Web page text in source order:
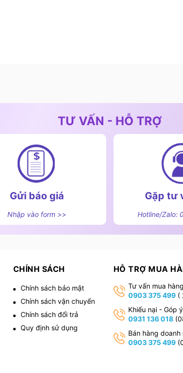
cách nhấn giữ phím khóa trong 1 giây, toàn bộ
và phím khóa), tránh tình trạng trẻ em nghịch
bếp đang còn nóng
Tính năng thông minh giúp phòng ngừa nguy cơ
TƯ VẤN - HỖ TRỢ
Gửi báo giá
Nhập vào form >>
Gặp tư
Hotline/Zalo:
CHÍNH SÁCH
Chính sách bảo mật
Chính sách vận chuyển
Chính sách đổi trả
Quy định sử dụng
HỖ TRỢ MUA
Tư vấn mua
0903 375 499(
Khiếu nại - Góp
0931 136 018
Bán hàng doanh
0903 375 499